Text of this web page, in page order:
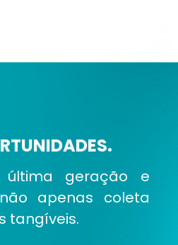
última geração e
apenas coleta
tangíveis.